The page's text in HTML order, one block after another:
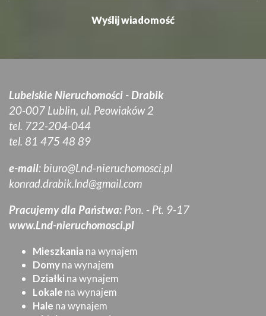
Lubelskie Nieruchomości - Drabik
20-007 Lublin, ul. Peowiaków 2
tel. 722-204-044
tel. 81 475 48 89
e-mail: biuro@Lnd-nieruchomosci.pl
konrad.drabik.lnd@gmail.com
Pracujemy dla Państwa: Pon. - Pt. 9-17
www.Lnd-nieruchomosci.pl
Mieszkania na wynajem
Domyna wynajem
Działki na wynajem
Lokale na wynajem
Hale na wynajem